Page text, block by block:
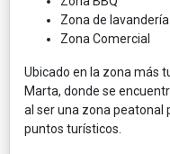
Zona de lavandería
Zona Comercial
Ubicado en la zona más
Marta, donde se
al ser una zona peatonal
puntos turísticos.